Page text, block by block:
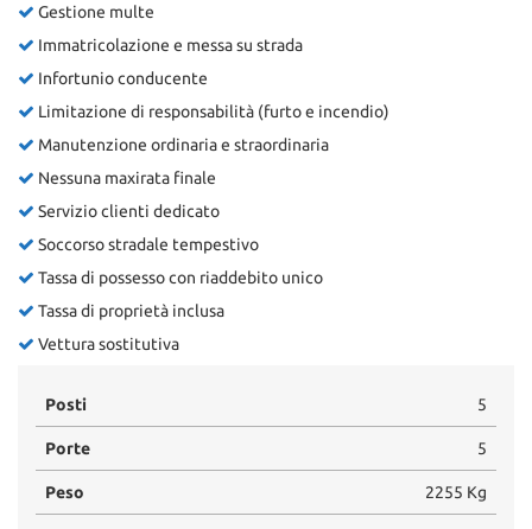
Gestione multe
Immatricolazione e messa su strada
Infortunio conducente
Limitazione di responsabilità (furto e incendio)
Manutenzione ordinaria e straordinaria
Nessuna maxirata finale
Servizio clienti dedicato
Soccorso stradale tempestivo
Tassa di possesso con riaddebito unico
Tassa di proprietà inclusa
Vettura sostitutiva
Posti 5
Porte 5
Peso 2255 Kg